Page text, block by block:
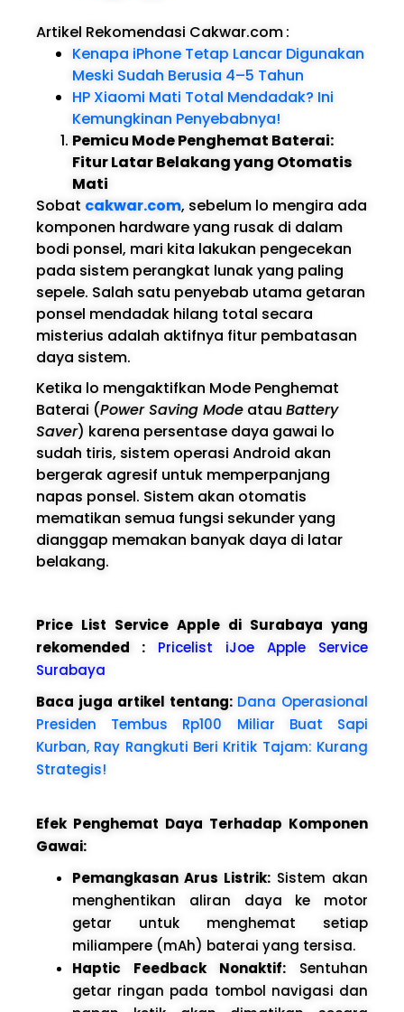
Artikel Rekomendasi Cakwar.com:
Kenapa iPhone Tetap Lancar Digunakan
Meski Sudah Berusia 4–5 Tahun
HP Xiaomi Mati Total Mendadak? Ini
Kemungkinan Penyebabnya!
Pemicu Mode Penghemat Baterai:
Fitur Latar Belakang yang Otomatis
Mati
Sobat cakwar.com, sebelum lo mengira ada
komponen hardware yang rusak di dalam
bodi ponsel, mari kita lakukan pengecekan
pada sistem perangkat lunak yang paling
sepele. Salah satu penyebab utama getaran
ponsel mendadak hilang total secara
misterius adalah aktifnya fitur pembatasan
daya sistem.
Ketika lo mengaktifkan Mode Penghemat
Baterai (Power Saving Mode atau Battery
Saver) karena persentase daya gawai lo
sudah tiris, sistem operasi Android akan
bergerak agresif untuk memperpanjang
napas ponsel. Sistem akan otomatis
mematikan semua fungsi sekunder yang
dianggap memakan banyak daya di latar
belakang.
Price List Service Apple di Surabaya yang
rekomended :
Pricelist iJoe Apple Service
Surabaya
Baca juga artikel tentang: Dana Operasional
Presiden Tembus Rp100 Miliar Buat Sapi
Kurban, Ray Rangkuti Beri Kritik Tajam: Kurang
Strategis!
Efek Penghemat Daya Terhadap Komponen
Gawai:
Pemangkasan Arus Listrik: Sistem akan
menghentikan aliran daya ke motor
getar untuk menghemat setiap
miliampere (mAh) baterai yang tersisa.
Haptic Feedback Nonaktif: Sentuhan
getar ringan pada tombol navigasi dan